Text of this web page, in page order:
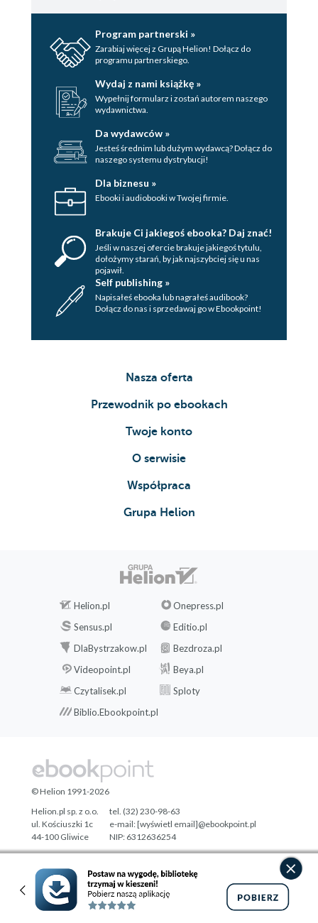
Program partnerski »
Zarabiaj więcej z Grupą Helion! Dołącz do
programu partnerskiego.
Wydaj z nami książkę »
Wypełnij formularz i zostań autorem naszego
wydawnictwa.
Da wydawców »
Jesteś średnim lub dużym wydawcą? Dołącz do
naszego systemu dystrybucji!
Dla biznesu »
Ebooki i audiobooki w Twojej firmie.
Brakuje Ci jakiegoś ebooka? Daj znać!
Jeśli w naszej ofercie brakuje jakiegoś tytulu,
dołożymy starań, by jak najszybciej się u nas
pojawił.
Self publishing »
Napisałeś ebooka lub nagrałeś audibook?
Dołącz do nas i sprzedawaj go w Ebookpoint!
Nasza oferta
Przewodnik po ebookach
Twoje konto
O serwisie
Współpraca
Grupa Helion
Helion.pl
Onepress.pl
Sensus.pl
Editio.pl
DlaBystrzakow.pl
Bezdroza.pl
Videopoint.pl
Beya.pl
Czytalisek.pl
Sploty
Biblio.Ebookpoint.pl
Designed with ♥ byTonik.pl
© Helion 1991-2026
Helion.pl sp. z o.o.
ul. Kościuszki 1c
44-100 Gliwice
tel. (32) 230-98-63
e-mail:[wyświetl email]@ebookpoint.pl
NIP: 6312636254
Regon: 241989027
Pełna wersja strony »